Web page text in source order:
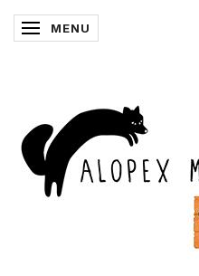
SKIFTE NAVIGATION
MENU